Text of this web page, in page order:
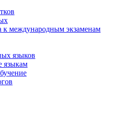
к международным экзаменам
языков
языкам